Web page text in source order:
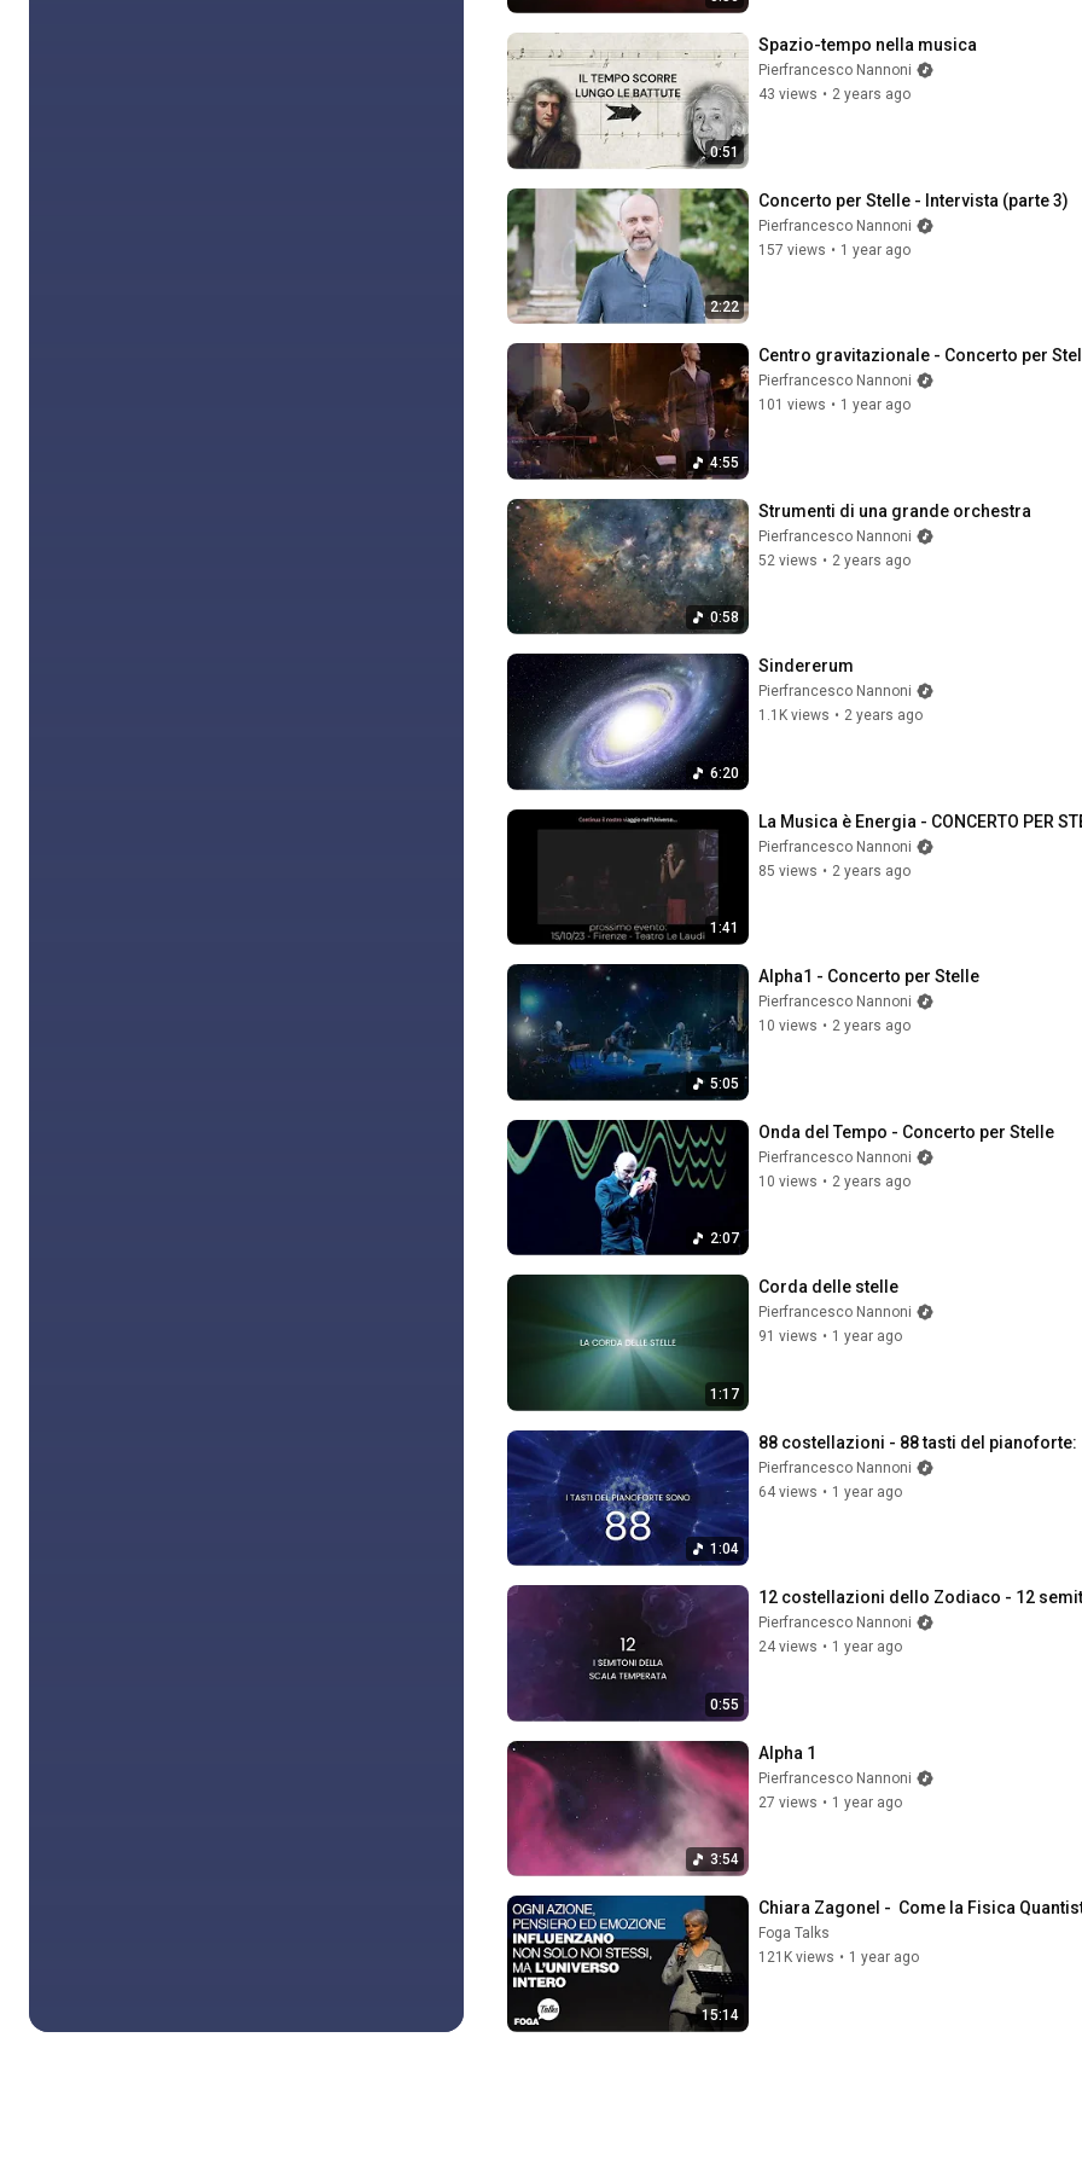
0:51
Spazio-tempo nella musica
Pierfrancesco Nannoni
43 views • 2 years ago
2:22
Concerto per Stelle - Intervista (parte 3)
Pierfrancesco Nannoni
157 views • 1 year ago
4:55
Centro gravitazionale - Concerto per
Pierfrancesco Nannoni
101 views • 1 year ago
0:58
Strumenti di una grande orchestra
Pierfrancesco Nannoni
52 views • 2 years ago
6:20
Sindererum
Pierfrancesco Nannoni
1.1K views • 2 years ago
1:41
La Musica è Energia - CONCERTO PER
Pierfrancesco Nannoni
85 views • 2 years ago
5:05
Alpha1 - Concerto per Stelle
Pierfrancesco Nannoni
10 views • 2 years ago
2:07
Onda del Tempo - Concerto per Stelle
Pierfrancesco Nannoni
10 views • 2 years ago
1:17
Corda delle stelle
Pierfrancesco Nannoni
91 views • 1 year ago
1:04
88 costellazioni - 88 tasti del pianoforte:
Pierfrancesco Nannoni
64 views • 1 year ago
0:55
12 costellazioni dello Zodiaco - 12
Pierfrancesco Nannoni
24 views • 1 year ago
3:54
Alpha 1
Pierfrancesco Nannoni
27 views • 1 year ago
15:14
Chiara Zagonel -  Come la Fisica
Foga Talks
121K views • 1 year ago